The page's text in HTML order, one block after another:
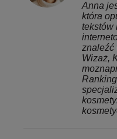
Anna
która
tekstów
znaleźć
Wizaż,